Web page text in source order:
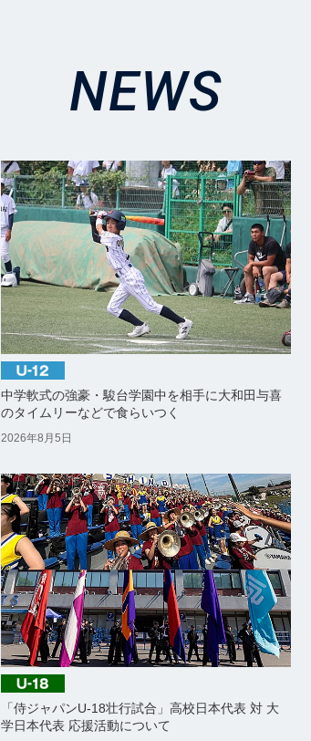
NEWS
中学軟式の強豪・駿台学園中を相手に大和田与喜
のタイムリーなどで食らいつく
2026年8月5日
「侍ジャパンU-18壮行試合」高校日本代表 対 大
学日本代表 応援活動について